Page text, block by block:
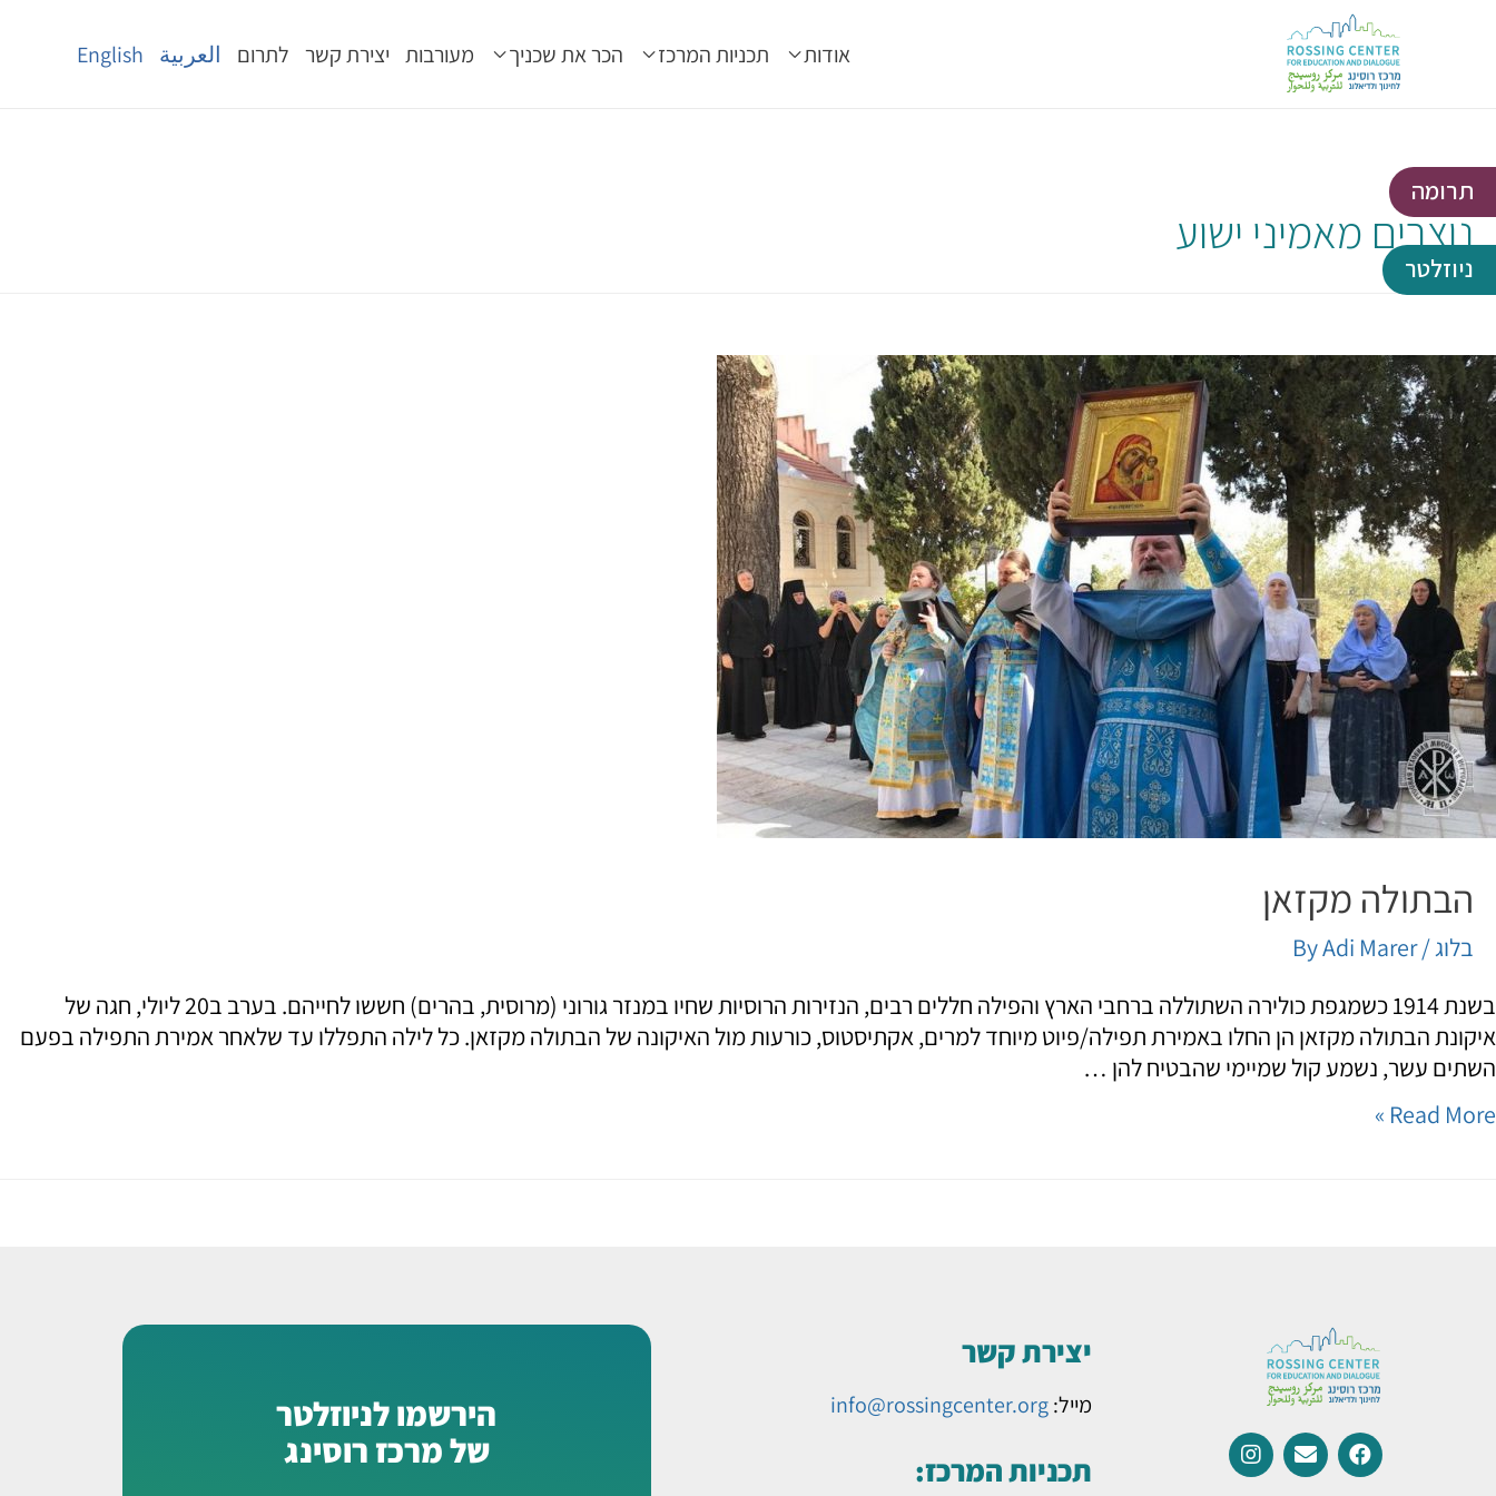
אודות תכניות המרכז הכר את שכניך מעורבות יצירת קשר לתרום العربية English
נוצרים מאמיני ישוע
הבתולה מקזאן
בלוג/ By
Adi Marer
בשנת 1914 כשמגפת כולירה השתוללה ברחבי הארץ והפילה חללים רבים, הנזירות הרוסיות שחיו במנזר גורוני (מרוסית, בהרים) חששו לחייהם. בערב ב20 ליולי, חגה של
איקונת הבתולה מקזאן הן החלו באמירת תפילה/פיוט מיוחד למרים, אקתיסטוס, כורעות מול האיקונה של הבתולה מקזאן. כל לילה התפללו עד שלאחר אמירת התפילה בפעם
השתים עשר, נשמע קול שמיימי שהבטיח להן …
Read More »
תרומה
ניוזלטר
יצירת קשר
מייל:info@rossingcenter.org
תכניות המרכז:
הירשמו לניוזלטר
של מרכז רוסינג